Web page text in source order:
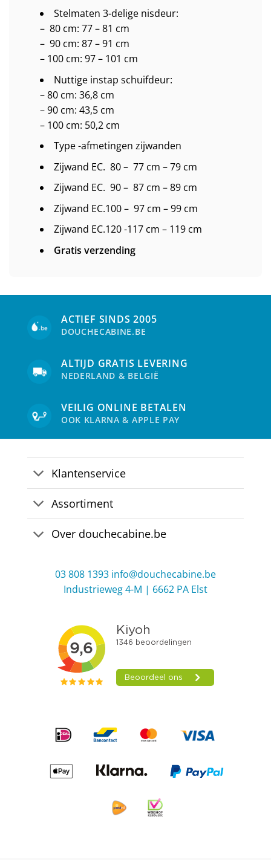
Stelmaten 3-delige nisdeur:
– 80 cm: 77 – 81 cm
– 90 cm: 87 – 91 cm
– 100 cm: 97 – 101 cm
Nuttige instap schuifdeur:
– 80 cm: 36,8 cm
– 90 cm: 43,5 cm
– 100 cm: 50,2 cm
Type -afmetingen zijwanden
Zijwand EC. 80 – 77 cm – 79 cm
Zijwand EC. 90 – 87 cm – 89 cm
Zijwand EC.100 – 97 cm – 99 cm
Zijwand EC.120 -117 cm – 119 cm
Gratis verzending
ACTIEF SINDS 2005
DOUCHECABINE.BE
ALTIJD GRATIS LEVERING
NEDERLAND & BELGIË
VEILIG ONLINE BETALEN
OOK KLARNA & APPLE PAY
Klantenservice
Assortiment
Over douchecabine.be
03 808 1393 info@douchecabine.be
Industrieweg 4-M | 6662 PA Elst